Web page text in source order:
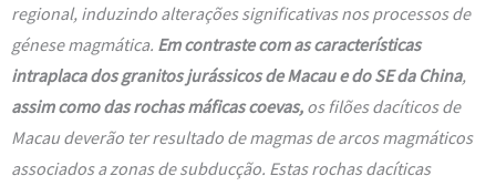
regional, induzindo alterações significativas nos processos de
génese magmática. Em contraste com as características
intraplaca dos granitos jurássicos de Macau e do SE da China,
assim como das rochas máficas coevas, os filões dacíticos de
Macau deverão ter resultado de magmas de arcos magmáticos
associados a zonas de subducção. Estas rochas dacíticas